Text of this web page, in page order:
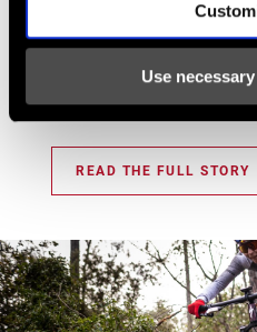
Use
forever. Buckle up. This will
But before we go forward,
those who were part of the
Attendant from the ground
READ THE FULL STORY